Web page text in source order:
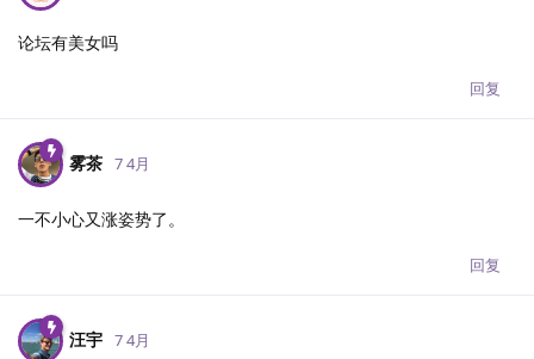
论坛有美女吗
回复
雾茶 7 4月
一不小心又涨姿势了。
回复
汪宇 7 4月